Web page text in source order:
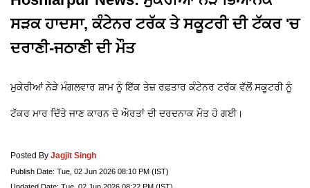
ਸੜਕ ਹਾਦਸਾ, ਕੰਟੇਨਰ ਟਰੱਕ ਤੇ ਸਕੂਟਰੀ ਦੀ ਟੱਕਰ 'ਚ
ਦਰਾਣੀ-ਜਠਾਣੀ ਦੀ ਮੌਤ
ਮੁਕੇਰੀਆਂ ਨੇੜੇ ਮੰਗਲਵਾਰ ਸ਼ਾਮ ਨੂੰ ਇੱਕ ਤੇਜ਼ ਰਫ਼ਤਾਰ ਕੰਟੇਨਰ ਟਰੱਕ ਵੱਲੋਂ ਸਕੂਟਰੀ ਨੂੰ
ਟੱਕਰ ਮਾਰ ਦਿੱਤੇ ਜਾਣ ਕਾਰਨ ਦੋ ਔਰਤਾਂ ਦੀ ਦਰਦਨਾਕ ਮੌਤ ਹੋ ਗਈ।
Posted By Jagjit Singh
Publish Date: Tue, 02 Jun 2026 08:10 PM (IST)